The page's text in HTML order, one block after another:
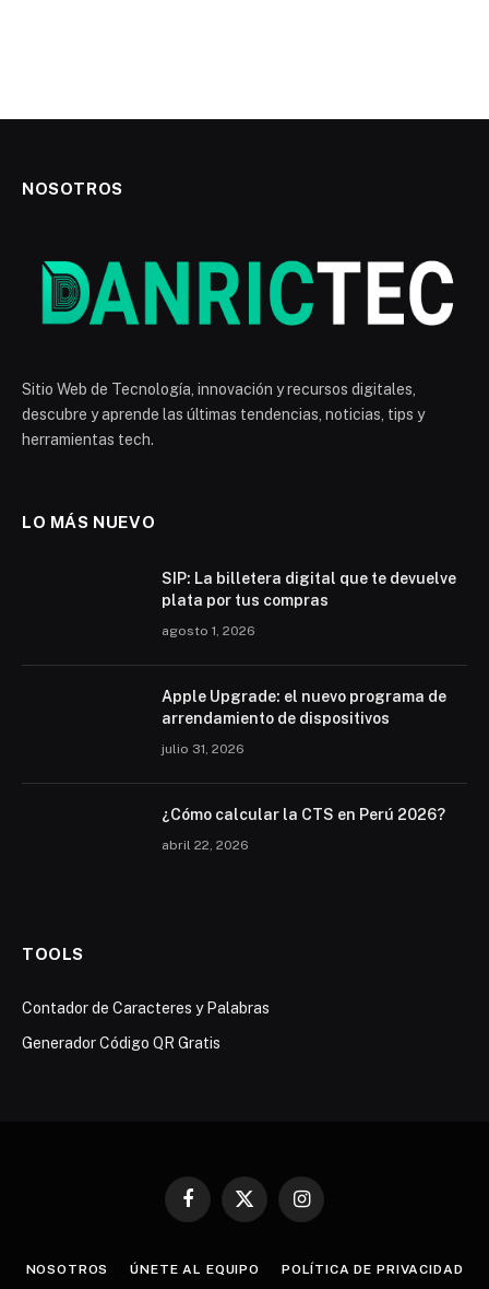
NOSOTROS
Sitio Web de Tecnología, innovación y recursos digitales,
descubre y aprende las últimas tendencias, noticias, tips y
herramientas tech.
LO MÁS NUEVO
SIP: La billetera digital que te devuelve
plata por tus compras
agosto 1, 2026
Apple Upgrade: el nuevo programa de
arrendamiento de dispositivos
julio 31, 2026
¿Cómo calcular la CTS en Perú 2026?
abril 22, 2026
TOOLS
Contador de Caracteres y Palabras
Generador Código QR Gratis
Facebook
X
Instagram
NOSOTROS ÚNETE AL EQUIPO POLÍTICA DE PRIVACIDAD